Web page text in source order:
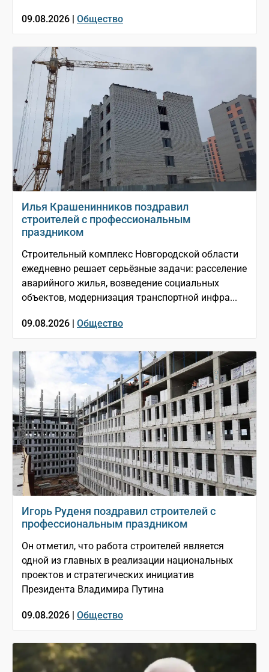
09.08.2026 | Общество
Илья Крашенинников поздравил
строителей с профессиональным
праздником
Строительный комплекс Новгородской области
ежедневно решает серьёзные задачи: расселение
аварийного жилья, возведение социальных
объектов, модернизация транспортной инфра...
09.08.2026 | Общество
Игорь Руденя поздравил строителей с
профессиональным праздником
Он отметил, что работа строителей является
одной из главных в реализации национальных
проектов и стратегических инициатив
Президента Владимира Путина
09.08.2026 | Общество